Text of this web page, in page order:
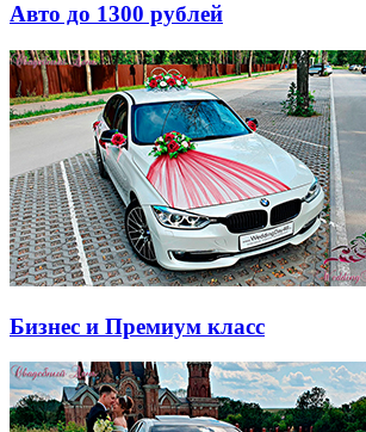
Авто до 1300 рублей
Бизнес и Премиум класс